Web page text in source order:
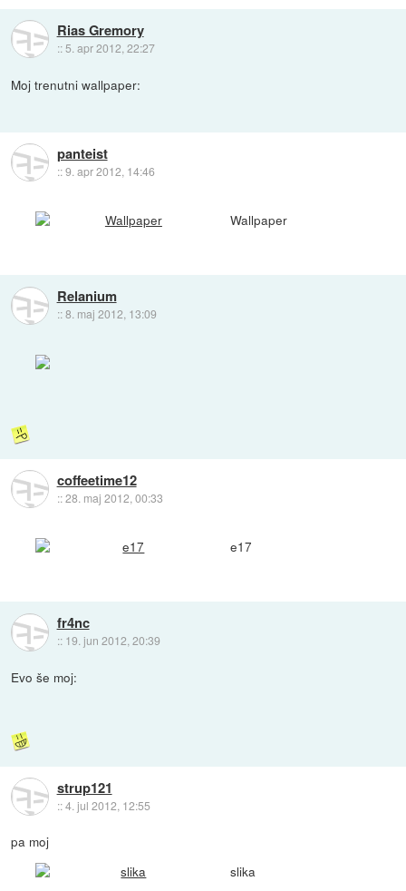
Rias Gremory
:: 5. apr 2012, 22:27
Moj trenutni wallpaper:
panteist
::9. apr 2012, 14:46
Wallpaper
Relanium
::8. maj 2012, 13:09
coffeetime12
::28. maj 2012, 00:33
e17
fr4nc
:: 19. jun 2012, 20:39
Evo še moj:
strup121
::4. jul 2012, 12:55
pa moj
slika